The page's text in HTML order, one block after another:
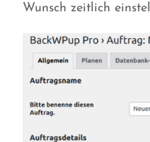
Wunsch zeitlich